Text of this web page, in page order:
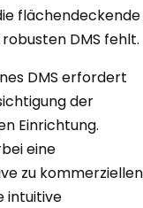
flächendeckende
DMS fehlt.
DMS erfordert
der
Einrichtung.
eine
zu kommerziellen
intuitive